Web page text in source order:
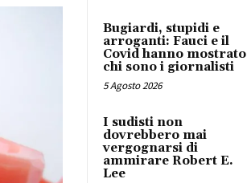
Bugiardi, stupidi e
arroganti: Fauci e il
Covid hanno mostrato
chi sono i giornalisti
5 Agosto 2026
I sudisti non
dovrebbero mai
vergognarsi di
ammirare Robert E.
Lee